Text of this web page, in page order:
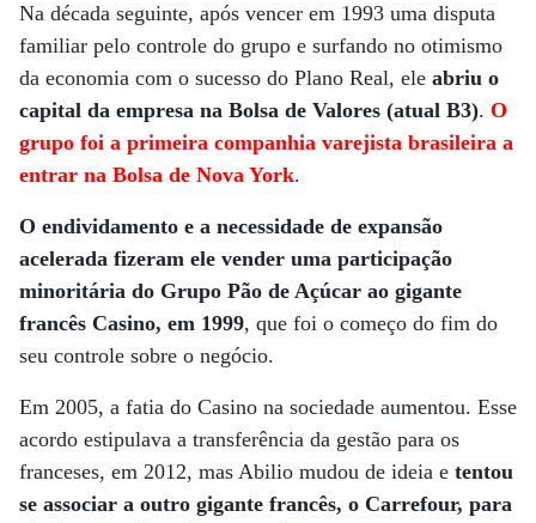
Na década seguinte, após vencer em 1993 uma disputa
familiar pelo controle do grupo e surfando no otimismo
da economia com o sucesso do Plano Real, ele abriu o
capital da empresa na Bolsa de Valores (atual B3). O
grupo foi a primeira companhia varejista brasileira a
entrar na Bolsa de Nova York.
O endividamento e a necessidade de expansão
acelerada fizeram ele vender uma participação
minoritária do Grupo Pão de Açúcar ao gigante
francês Casino, em 1999, que foi o começo do fim do
seu controle sobre o negócio.
Em 2005, a fatia do Casino na sociedade aumentou. Esse
acordo estipulava a transferência da gestão para os
franceses, em 2012, mas Abilio mudou de ideia e tentou
se associar a outro gigante francês, o Carrefour, para